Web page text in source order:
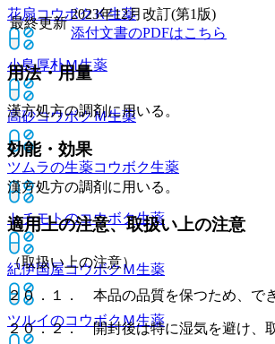
花扇コウボクＫ生薬
小島厚朴Ｍ生薬
高砂コウボクＭ生薬
ツムラの生薬コウボク生薬
トチモトのコウボク生薬
紀伊国屋コウボクＭ生薬
ツルイのコウボクＭ生薬
最終更新
2023年12月改訂(第1版)
添付文書のPDFはこちら
用法・用量
漢方処方の調剤に用いる。
効能・効果
漢方処方の調剤に用いる。
適用上の注意、取扱い上の注意
（取扱い上の注意）
２０．１． 本品の品質を保つため、で
２０．２． 開封後は特に湿気を避け、